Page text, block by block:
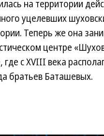
на территории
уцелевших
Теперь же она
центре
с XVIII века
братьев Баташевых.